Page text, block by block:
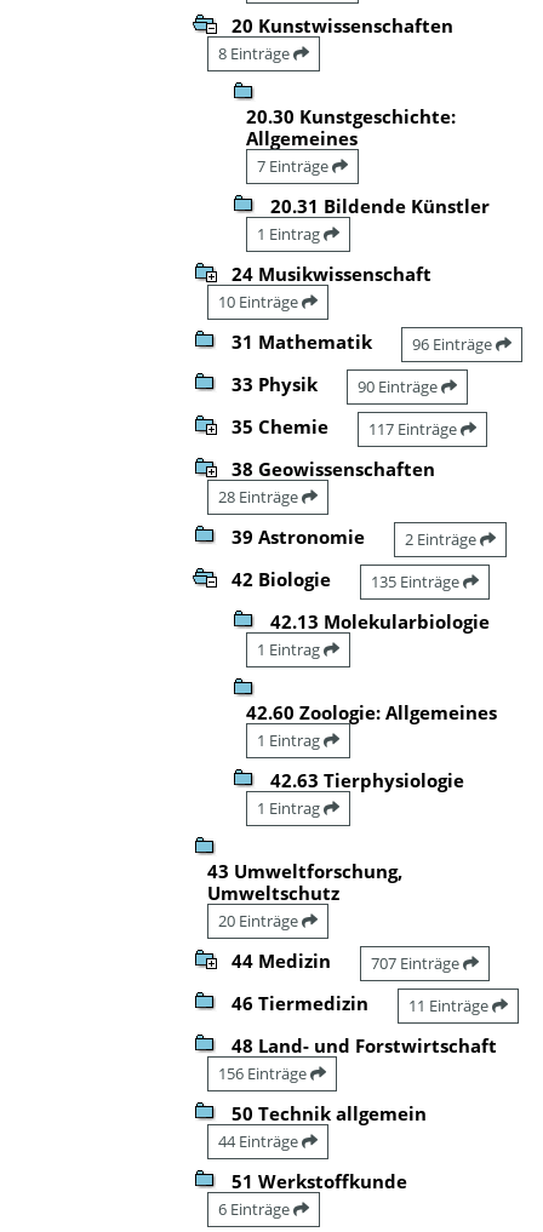
20 Kunstwissenschaften
8 Einträge
20.30 Kunstgeschichte:
Allgemeines
7 Einträge
20.31 Bildende Künstler
1 Eintrag
24 Musikwissenschaft
10 Einträge
31 Mathematik 96 Einträge
33 Physik 90 Einträge
35 Chemie 117 Einträge
38 Geowissenschaften
28 Einträge
39 Astronomie 2 Einträge
42 Biologie 135 Einträge
42.13 Molekularbiologie
1 Eintrag
42.60 Zoologie: Allgemeines
1 Eintrag
42.63 Tierphysiologie
1 Eintrag
43 Umweltforschung,
Umweltschutz
20 Einträge
44 Medizin 707 Einträge
46 Tiermedizin 11 Einträge
48 Land- und Forstwirtschaft
156 Einträge
50 Technik allgemein
44 Einträge
51 Werkstoffkunde
6 Einträge